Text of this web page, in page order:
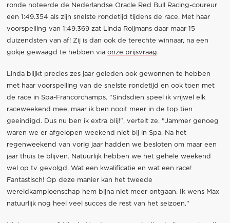
ronde noteerde de Nederlandse Oracle Red Bull Racing-coureur
een 1:49.354 als zijn snelste rondetijd tijdens de race. Met haar
voorspelling van 1:49.369 zat Linda Roijmans daar maar 15
duizendsten van af! Zij is dan ook de terechte winnaar, na een
gokje gewaagd te hebben via onze prijsvraag.
Linda blijkt precies zes jaar geleden ook gewonnen te hebben
met haar voorspelling van de snelste rondetijd en ook toen met
de race in Spa-Francorchamps. "Sindsdien speel ik vrijwel elk
raceweekend mee, maar ik ben nooit meer in de top tien
geeindigd. Dus nu ben ik extra blij!", vertelt ze. "Jammer genoeg
waren we er afgelopen weekend niet bij in Spa. Na het
regenweekend van vorig jaar hadden we besloten om maar een
jaar thuis te blijven. Natuurlijk hebben we het gehele weekend
wel op tv gevolgd. Wat een kwalificatie en wat een race!
Fantastisch! Op deze manier kan het tweede
wereldkampioenschap hem bijna niet meer ontgaan. Ik wens Max
natuurlijk nog heel veel succes de rest van het seizoen."